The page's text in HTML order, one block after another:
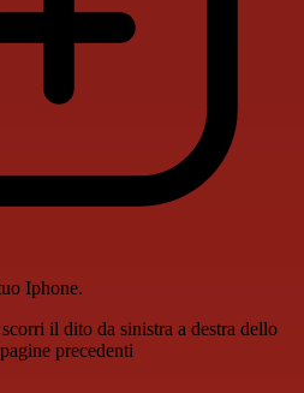
Iphone.
il dito da sinistra a destra dello
precedenti